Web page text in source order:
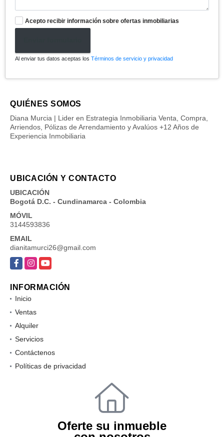
Acepto recibir información sobre ofertas inmobiliarias
Al enviar tus datos aceptas los Términos de servicio y privacidad
QUIÉNES SOMOS
Diana Murcia | Lider en Estrategia Inmobiliaria Venta, Compra,
Arriendos, Pólizas de Arrendamiento y Avalúos +12 Años de
Experiencia Inmobiliaria
UBICACIÓN Y CONTACTO
UBICACIÓN
Bogotá D.C. - Cundinamarca - Colombia
MÓVIL
3144593836
EMAIL
dianitamurci26@gmail.com
Facebook
InstagramYouTube
INFORMACIÓN
Inicio
Ventas
Alquiler
Servicios
Contáctenos
Políticas de privacidad
Oferte su inmueble